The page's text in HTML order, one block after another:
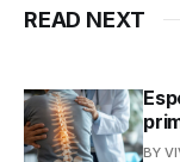
READ NEXT
BY